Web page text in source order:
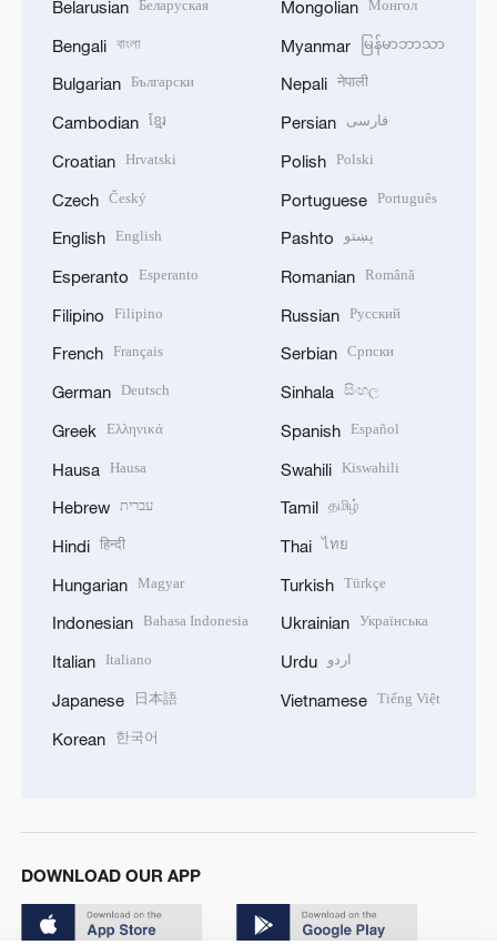
Belarusian Беларуская
Bengali বাংলা
Bulgarian Български
Cambodian ខ្មែរ
Croatian Hrvatski
Czech Český
English English
Esperanto Esperanto
Filipino Filipino
French Français
German Deutsch
Greek Ελληνικά
Hausa Hausa
Hebrew עברית
Hindi हिन्दी
Hungarian Magyar
Indonesian Bahasa Indonesia
Italian Italiano
Japanese 日本語
Korean 한국어
Mongolian Монгол
Myanmar မြန်မာဘာသာ
Nepali नेपाली
Persian فارسی
Polish Polski
Portuguese Português
Pashto پښتو
Romanian Română
Russian Русский
Serbian Српски
Sinhala සිංහල
Spanish Español
Swahili Kiswahili
Tamil தமிழ்
Thai ไทย
Turkish Türkçe
Ukrainian Українська
Urdu اردو
Vietnamese Tiếng Việt
DOWNLOAD OUR APP